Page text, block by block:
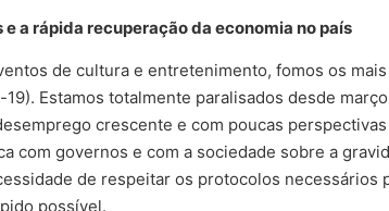
a rápida recuperação da economia no país
de cultura e entretenimento, fomos os
Estamos totalmente paralisados desde
crescente e com poucas
com governos e com a sociedade sobre a
de respeitar os protocolos necessários
possível.